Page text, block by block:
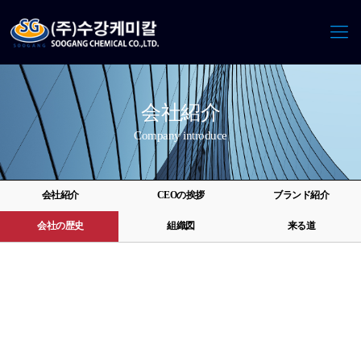
会社紹介
Company introduce
会社紹介 CEOの挨拶 ブランド紹介
会社の歴史 組織図 来る道